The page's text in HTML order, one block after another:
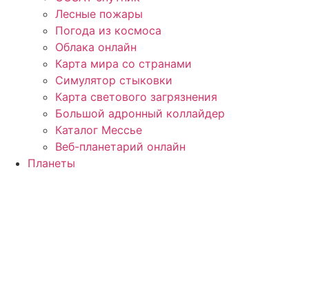
Лесные пожары
Погода из космоса
Облака онлайн
Карта мира со странами
Симулятор стыковки
Карта светового загрязнения
Большой адронный коллайдер
Каталог Мессье
Веб-планетарий онлайн
Планеты